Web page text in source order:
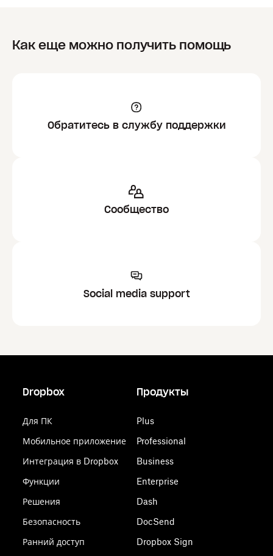
Как еще можно получить помощь
Обратитесь в службу поддержки
Сообщество
Social media support
Dropbox
Для ПК
Мобильное приложение
Интеграция в Dropbox
Функции
Решения
Безопасность
Ранний доступ
Продукты
Plus
Professional
Business
Enterprise
Dash
DocSend
Dropbox Sign